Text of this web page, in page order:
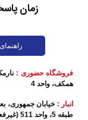
زمان
فروشگاه حضوری :
همکف، واحد 4
انبار : خیابان جمهوری،
طبقه 5، واحد 511 (غیرفعال)